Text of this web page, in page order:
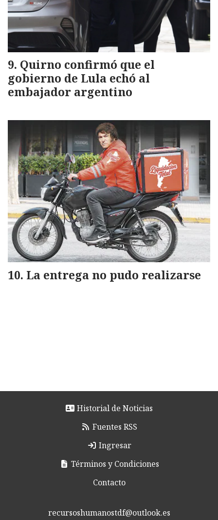
Quirno confirmó que el
gobierno de Lula echó al
embajador argentino
La entrega no pudo realizarse
Historial de Noticias
Fuentes RSS
Ingresar
Términos y Condiciones
Contacto
recursoshumanostdf@outlook.es